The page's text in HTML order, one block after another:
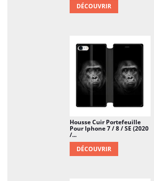
DÉCOUVRIR
Housse Cuir Portefeuille
Pour Iphone 7 / 8 / SE (2020
/...
DÉCOUVRIR